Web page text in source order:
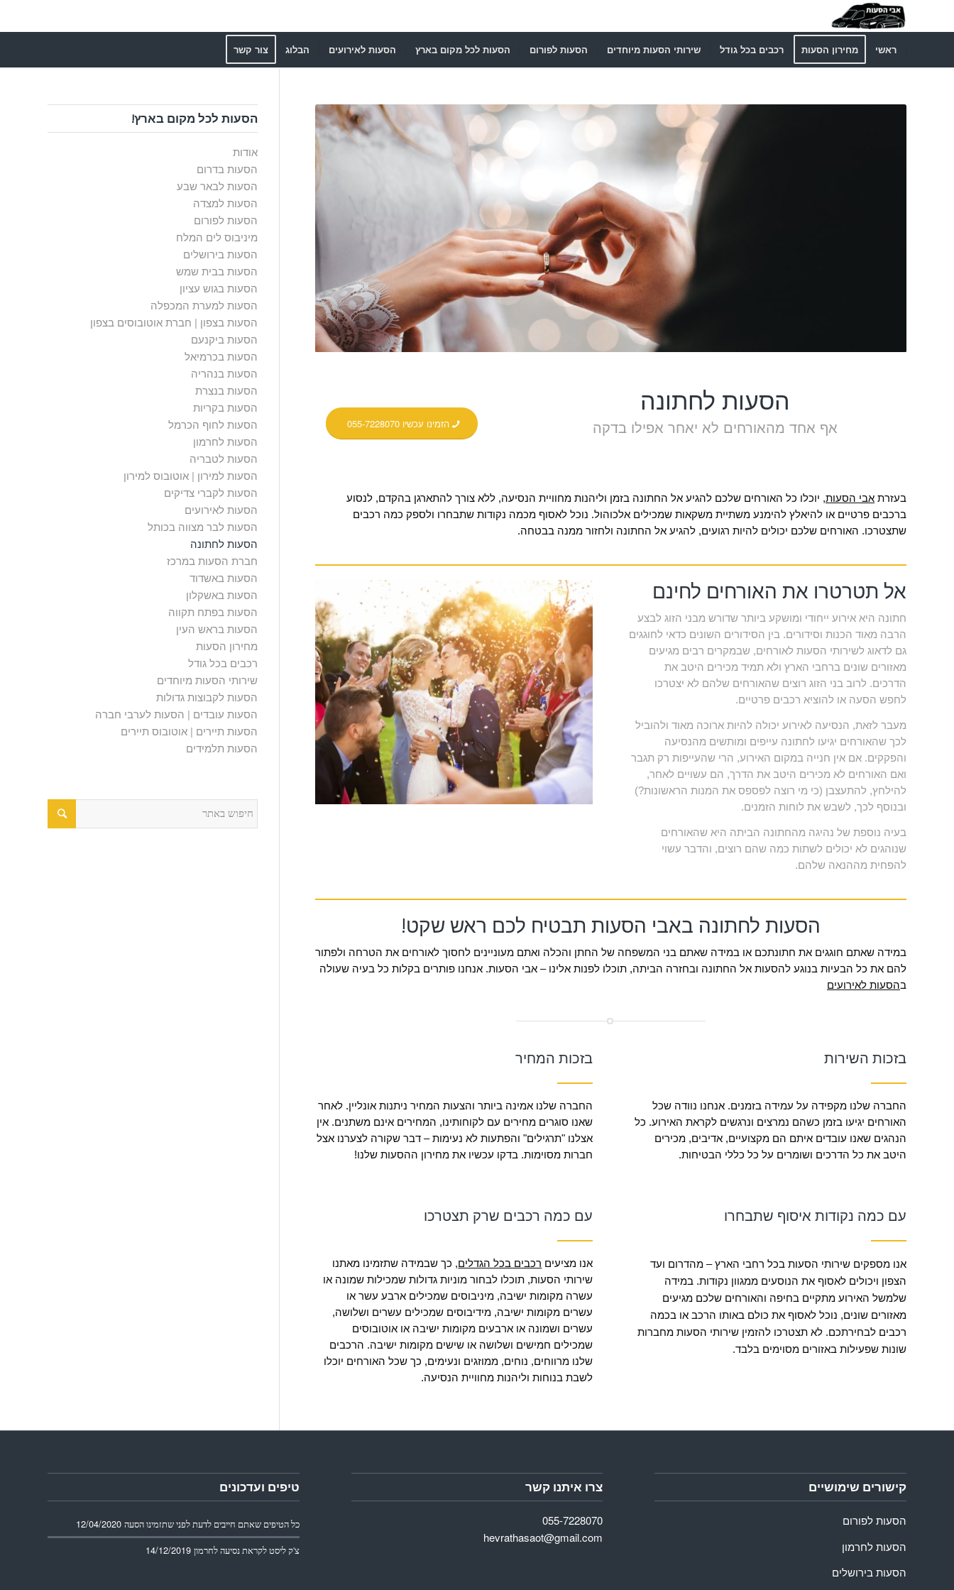
ראשי מחירון הסעות רכבים בכל גודל שירותי הסעות מיוחדים הסעות לפורום הסעות לכל מקום בארץ הסעות לאירועים הבלוג צור קשר
הסעות לחתונה
אף אחד מהאורחים לא יאחר אפילו בדקה הזמינו עכשיו 055-7228070
בעזרת אבי הסעות, יוכלו כל האורחים שלכם להגיע אל החתונה בזמן וליהנות מחוויית הנסיעה, ללא צורך להתארגן בהקדם, לנסוע
ברכבים פרטיים או להיאלץ להימנע משתיית משקאות שמכילים אלכוהול. נוכל לאסוף מכמה נקודות שתבחרו ולספק כמה רכבים
שתצטרכו. האורחים שלכם יכולים להיות רגועים, להגיע אל החתונה ולחזור ממנה בבטחה.
אל תטרטרו את האורחים לחינם
חתונה היא אירוע ייחודי ומושקע ביותר שדורש מבני הזוג לבצע
הרבה מאוד הכנות וסידורים. בין הסידורים השונים כדאי לחוגגים
גם לדאוג לשירותי הסעות לאורחים, שבמקרים רבים מגיעים
מאזורים שונים ברחבי הארץ ולא תמיד מכירים היטב את
הדרכים. לרוב בני הזוג רוצים שהאורחים שלהם לא יצטרכו
לחפש הסעה או להוציא רכבים פרטיים.
מעבר לזאת, הנסיעה לאירוע יכולה להיות ארוכה מאוד ולהוביל
לכך שהאורחים יגיעו לחתונה עייפים ומותשים מהנסיעה
והפקקים. אם אין חנייה במקום האירוע, הרי שהעייפות רק תגבר
ואם האורחים לא מכירים היטב את הדרך, הם עשויים לאחר,
להילחץ, להתעצבן (כי מי רוצה לפספס את המנות הראשונות?)
ובנוסף לכך, לשבש את לוחות הזמנים.
בעיה נוספת של נהיגה מהחתונה הביתה היא שהאורחים
שנוהגים לא יכולים לשתות כמה שהם רוצים, והדבר עשוי
להפחית מההנאה שלהם.
הסעות לחתונה באבי הסעות תבטיח לכם ראש שקט!
במידה שאתם חוגגים את חתונתכם או במידה שאתם בני המשפחה של החתן והכלה ואתם מעוניינים לחסוך לאורחים את הטרחה ולפתור
להם את כל הבעיות בנוגע להסעות אל החתונה ובחזרה הביתה, תוכלו לפנות אלינו – אבי הסעות. אנחנו פותרים בקלות כל בעיה שעולה
בהסעות לאירועים
בזכות השירות
החברה שלנו מקפידה על עמידה בזמנים. אנחנו נוודה שכל
האורחים יגיעו בזמן כשהם נמרצים ונרגשים לקראת האירוע. כל
הנהגים שאנו עובדים איתם הם מקצועיים, אדיבים, מכירים
היטב את כל הדרכים ושומרים על כל כללי הבטיחות.
בזכות המחיר
החברה שלנו אמינה ביותר והצעות המחיר ניתנות אונליין. לאחר
שאנו סוגרים מחירים עם לקוחותינו, המחירים אינם משתנים. אין
אצלנו "תרגילים" והפתעות לא נעימות – דבר שקורה לצערנו אצל
חברות מסוימות. בדקו עכשיו את מחירון ההסעות שלנו!
עם כמה נקודות איסוף שתבחרו
אנו מספקים שירותי הסעות בכל רחבי הארץ – מהדרום ועד
הצפון ויכולים לאסוף את הנוסעים ממגוון נקודות. במידה
שלמשל האירוע מתקיים בחיפה והאורחים שלכם מגיעים
מאזורים שונים, נוכל לאסוף את כולם באותו הרכב או בכמה
רכבים לבחירתכם. לא תצטרכו להזמין שירותי הסעות מחברות
שונות שפעילות באזורים מסוימים בלבד.
עם כמה רכבים שרק תצטרכו
אנו מציעים רכבים בכל הגדלים, כך שבמידה שתזמינו מאתנו
שירותי הסעות, תוכלו לבחור מוניות גדולות שמכילות שמונה או
עשרה מקומות ישיבה, מיניבוסים שמכילים ארבע עשר או
עשרים מקומות ישיבה, מידיבוסים שמכילים עשרים ושלושה,
עשרים ושמונה או ארבעים מקומות ישיבה או אוטובוסים
שמכילים חמישים ושלושה או שישים מקומות ישיבה. הרכבים
שלנו מרווחים, נוחים, ממוזגים ונעימים, כך שכל האורחים יוכלו
לשבת בנוחות וליהנות מחוויית הנסיעה.
הסעות לכל מקום בארץ!
אודות
הסעות בדרום
הסעות לבאר שבע
הסעות למצדה
הסעות לפורום
מיניבוס לים המלח
הסעות בירושלים
הסעות בבית שמש
הסעות בגוש עציון
הסעות למערת המכפלה
הסעות בצפון | חברת אוטובוסים בצפון
הסעות ביקנעם
הסעות בכרמיאל
הסעות בנהריה
הסעות בנצרת
הסעות בקריות
הסעות לחוף הכרמל
הסעות לחרמון
הסעות לטבריה
הסעות למירון | אוטובוס למירון
הסעות לקברי צדיקים
הסעות לאירועים
הסעות לבר מצווה בכותל
הסעות לחתונה
חברת הסעות במרכז
הסעות באשדוד
הסעות באשקלון
הסעות בפתח תקווה
הסעות בראש העין
מחירון הסעות
רכבים בכל גודל
שירותי הסעות מיוחדים
הסעות לקבוצות גדולות
הסעות עובדים | הסעות לערבי חברה
הסעות תיירים | אוטובוס תיירים
הסעות תלמידים
קישורים שימושיים
הסעות לפורום
הסעות לחרמון
הסעות בירושלים
צרו איתנו קשר
055-7228070
hevrathasaot@gmail.com
טיפים ועדכונים
כל הטיפים שאתם חייבים לדעת לפני שתזמינו הסעה 12/04/2020
צ'ק ליסט לקראת נסיעה לחרמון 14/12/2019